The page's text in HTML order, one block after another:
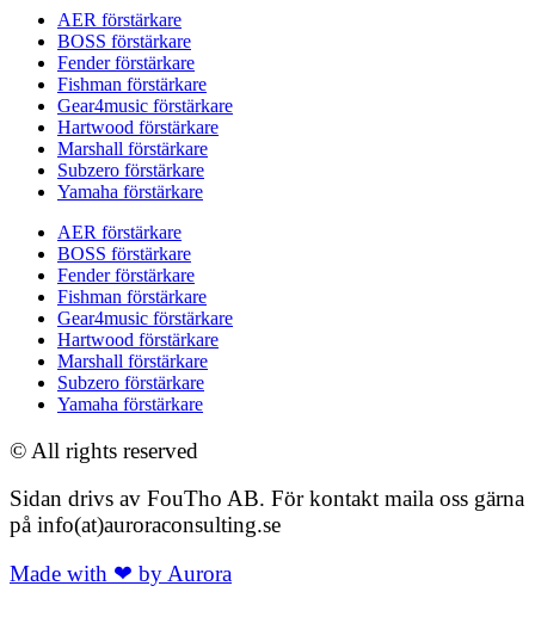
AER förstärkare
BOSS förstärkare
Fender förstärkare
Fishman förstärkare
Gear4music förstärkare
Hartwood förstärkare
Marshall förstärkare
Subzero förstärkare
Yamaha förstärkare
AER förstärkare
BOSS förstärkare
Fender förstärkare
Fishman förstärkare
Gear4music förstärkare
Hartwood förstärkare
Marshall förstärkare
Subzero förstärkare
Yamaha förstärkare
© All rights reserved
Sidan drivs av FouTho AB. För kontakt maila oss gärna
på info(at)auroraconsulting.se
Made with ❤ by Aurora